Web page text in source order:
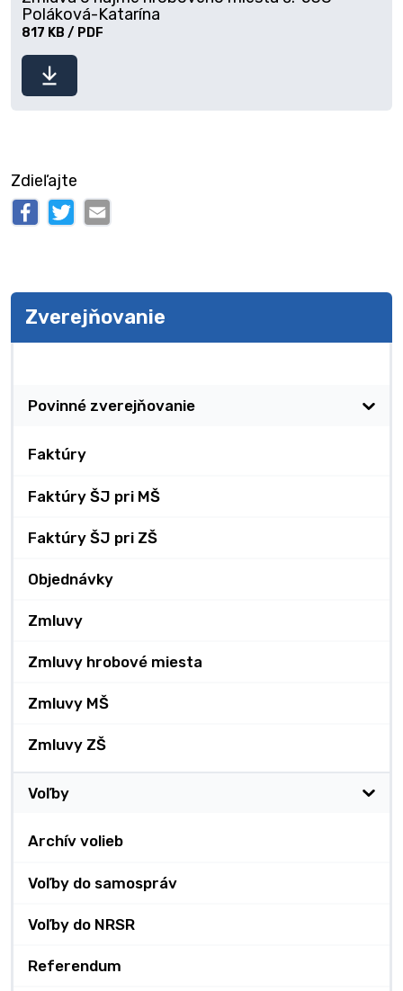
súbor
Poláková-Katarína
817 KB / PDF
Zdieľajte
Zverejňovanie
Povinné zverejňovanie
Faktúry
Faktúry ŠJ pri MŠ
Faktúry ŠJ pri ZŠ
Objednávky
Zmluvy
Zmluvy hrobové miesta
Zmluvy MŠ
Zmluvy ZŠ
Voľby
Archív volieb
Voľby do samospráv
Voľby do NRSR
Referendum